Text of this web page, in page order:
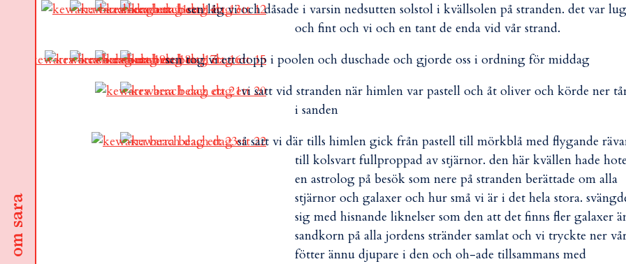
om sara
sen låg vi och dåsade i varsin nedsutten solstol i kvällsolen på stranden. det var
och fint och vi och en tant de enda vid vår strand.
sen tog vi ett dopp i poolen och duschade och gjorde oss i ordning för middag
vi satt vid stranden när himlen var pastell och åt oliver och körde ner
i sanden
så satt vi där tills himlen gick från pastell till mörkblå med flygande
till kolsvart fullproppad av stjärnor. den här kvällen hade
en astrolog på besök som nere på stranden berättade om alla
stjärnor och galaxer och hur små vi är i det hela stora.
sig med hisnande liknelser som den att det finns fler galaxer
sandkorn på alla jordens stränder samlat och vi tryckte ner
fötter ännu djupare i den och oh-ade tillsammans med